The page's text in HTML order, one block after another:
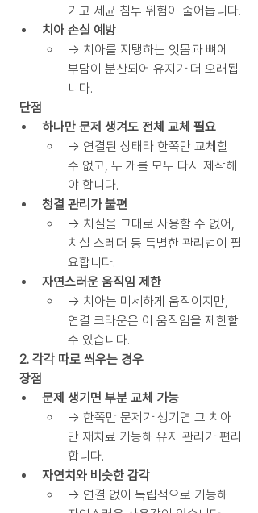
기고 세균 침투 위험이 줄어듭니다.
치아 손실 예방
→ 치아를 지탱하는 잇몸과 뼈에
부담이 분산되어 유지가 더 오래됩
니다.
단점
하나만 문제 생겨도 전체 교체 필요
→ 연결된 상태라 한쪽만 교체할
수 없고, 두 개를 모두 다시 제작해
야 합니다.
청결 관리가 불편
→ 치실을 그대로 사용할 수 없어,
치실 스레더 등 특별한 관리법이 필
요합니다.
자연스러운 움직임 제한
→ 치아는 미세하게 움직이지만,
연결 크라운은 이 움직임을 제한할
수 있습니다.
2. 각각 따로 씌우는 경우
장점
문제 생기면 부분 교체 가능
→ 한쪽만 문제가 생기면 그 치아
만 재치료 가능해 유지 관리가 편리
합니다.
자연치와 비슷한 감각
→ 연결 없이 독립적으로 기능해